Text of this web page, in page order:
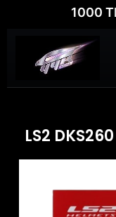
1000 TL
LS2